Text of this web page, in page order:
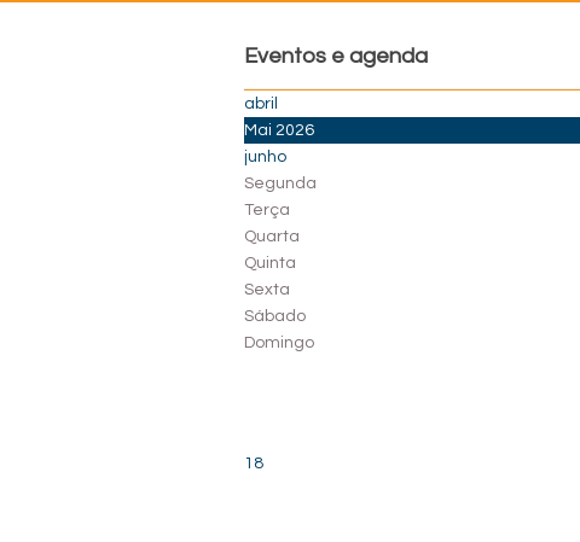
Eventos e agenda
abril
Mai 2026
junho
Segunda
Terça
Quarta
Quinta
Sexta
Sábado
Domingo
18